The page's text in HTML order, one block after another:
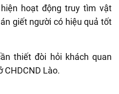
hoạt động truy tìm vật
giết người có hiệu quả tốt
thiết đòi hỏi khách quan
CHDCND Lào.